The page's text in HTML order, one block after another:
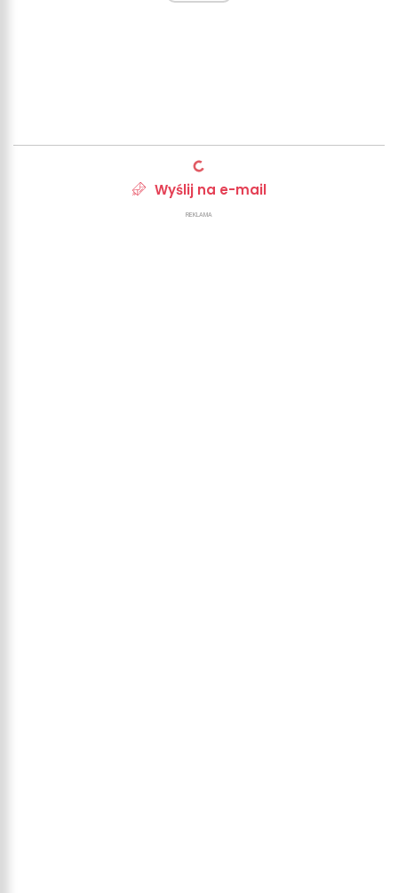
Wyślij na e-mail
REKLAMA